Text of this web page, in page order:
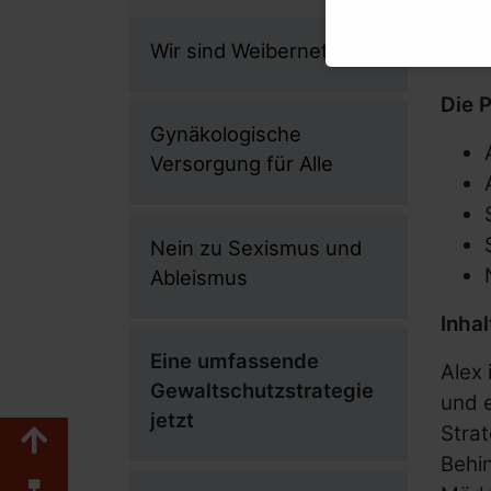
Nein zu Sexismus und
Eine umfassende
Armut in einem der
Berühmte behinderte Frauen
Über uns
Unser Verein
Die
Alex
und
Wir sind Weibernetz
Gynäkologische
Versorgung für Alle
Nein zu Sexismus und
Ableismus
Eine umfassende
Gewaltschutzstrategie
jetzt
Zum Seitenanfang